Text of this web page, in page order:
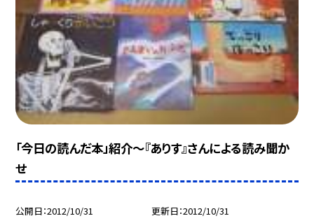
「今日の読んだ本」紹介〜『ありす』さんによる読み聞か
せ
公開日 2012/10/31 更新日 2012/10/31